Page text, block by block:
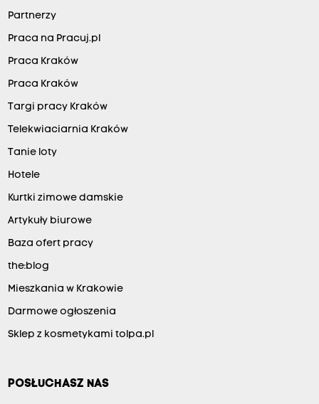
Partnerzy
Praca na Pracuj.pl
Praca Kraków
Praca Kraków
Targi pracy Kraków
Telekwiaciarnia Kraków
Tanie loty
Hotele
Kurtki zimowe damskie
Artykuły biurowe
Baza ofert pracy
the:blog
Mieszkania w Krakowie
Darmowe ogłoszenia
Sklep z kosmetykami tolpa.pl
POSŁUCHASZ NAS